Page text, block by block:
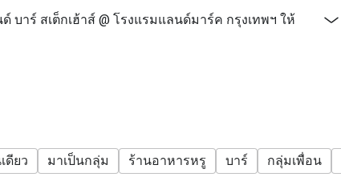
บาร์ สเต็กเฮ้าส์ @ โรงแรมแลนด์มาร์ค กรุงเทพฯ ให้
ดียว มาเป็นกลุ่ม ร้านอาหารหรู บาร์ กลุ่มเพื่อน